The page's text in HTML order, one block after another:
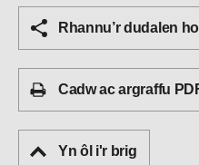
Rhannu’r dudalen
Cadw ac argraffu
Yn ôl i'r brig